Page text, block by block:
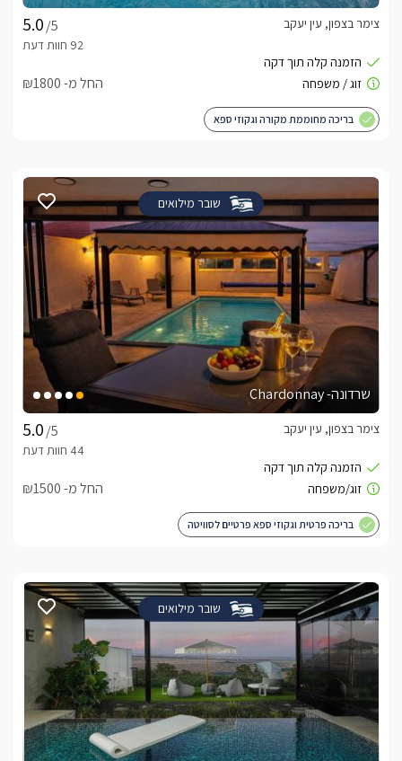
/5
צימר בצפון, עין יעקב
החל מ- ₪1800
בריכה מחוממת מקורה וגקוזי ספא
שובר מילואים
שרדונה- Chardonnay
/5
צימר בצפון, עין יעקב
החל מ- ₪1500
בריכה פרטית וגקוזי ספא פרטיים לסוויטה
שובר מילואים